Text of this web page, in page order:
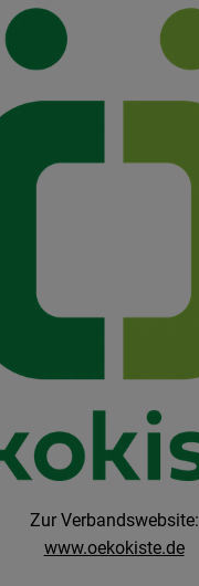
Zur Verbandswebsite:
www.oekokiste.de